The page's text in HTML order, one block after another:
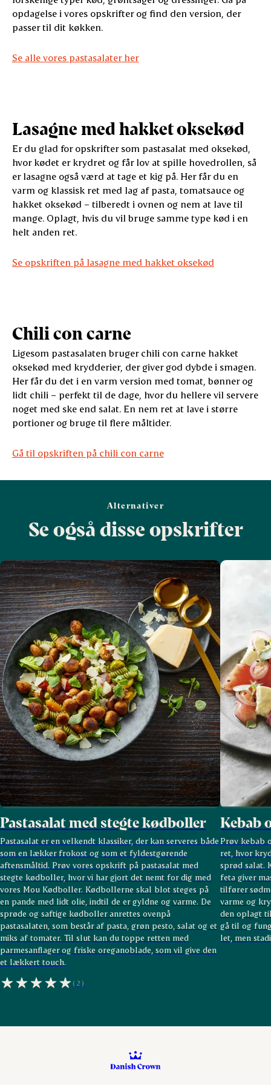
opdagelse i vores opskrifter og find den version, der
passer til dit køkken.
Se alle vores pastasalater her
Lasagne med hakket oksekød
Er du glad for opskrifter som pastasalat med oksekød,
hvor kødet er krydret og får lov at spille hovedrollen, så
er lasagne også værd at tage et kig på. Her får du en
varm og klassisk ret med lag af pasta, tomatsauce og
hakket oksekød – tilberedt i ovnen og nem at lave til
mange. Oplagt, hvis du vil bruge samme type kød i en
helt anden ret.
Se opskriften på lasagne med hakket oksekød
Chili con carne
Ligesom pastasalaten bruger chili con carne hakket
oksekød med krydderier, der giver god dybde i smagen.
Her får du det i en varm version med tomat, bønner og
lidt chili – perfekt til de dage, hvor du hellere vil servere
noget med ske end salat. En nem ret at lave i større
portioner og bruge til flere måltider.
Gå til opskriften på chili con carne
Alternativer
Se også disse opskrifter
Pastasalat med stegte kødboller
Pastasalat er en velkendt klassiker, der kan serveres både
som en lækker frokost og som et fyldestgørende
aftensmåltid. Prøv vores opskrift på pastasalat med
stegte kødboller, hvor vi har gjort det nemt for dig med
vores Mou Kødboller. Kødbollerne skal blot steges på
en pande med lidt olie, indtil de er gyldne og varme. De
sprøde og saftige kødboller anrettes ovenpå
pastasalaten, som består af pasta, grøn pesto, salat og et
miks af tomater. Til slut kan du toppe retten med
parmesanflager og friske oreganoblade, som vil give den
et lækkert touch.
(2)
Kebab
Prøv kebab
ret, hvor
sprød salat.
feta giver
tilfører
varme og
den oplagt
gå til og
let, men